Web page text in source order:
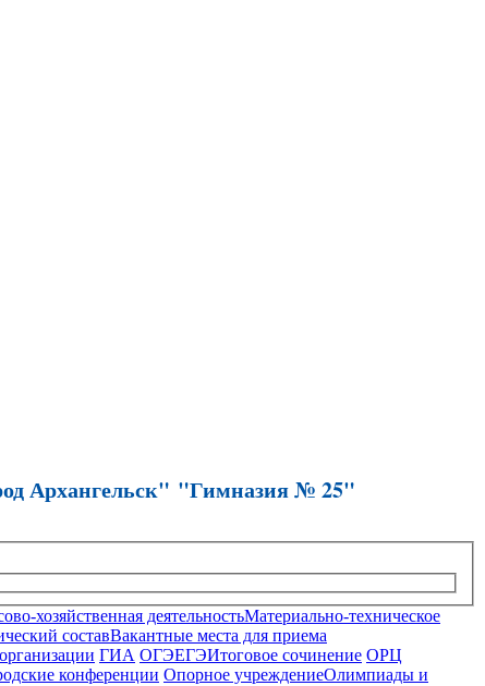
Архангельск" "Гимназия № 25"
хозяйственная деятельностьМатериально-техническое
составВакантные места для приема
ГИА ОГЭЕГЭИтоговое сочинение ОРЦ
конференции Опорное учреждениеОлимпиады и